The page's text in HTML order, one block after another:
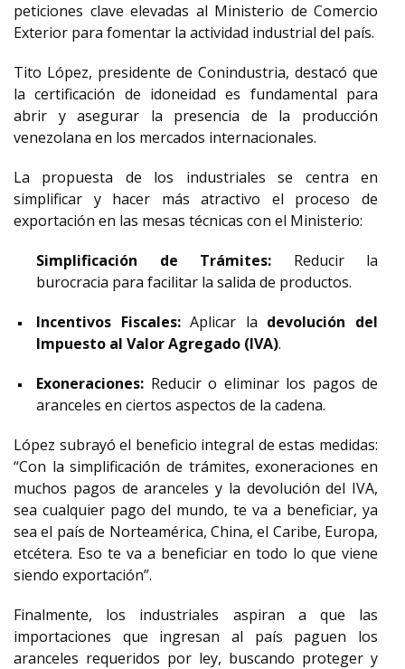
peticiones clave elevadas al Ministerio de Comercio
Exterior para fomentar la actividad industrial del país.
Tito López, presidente de Conindustria, destacó que
la certificación de idoneidad es fundamental para
abrir y asegurar la presencia de la producción
venezolana en los mercados internacionales.
La propuesta de los industriales se centra en
simplificar y hacer más atractivo el proceso de
exportación en las mesas técnicas con el Ministerio:
Simplificación de Trámites: Reducir la
burocracia para facilitar la salida de productos.
Incentivos Fiscales:Aplicar la devolución del
Impuesto al Valor Agregado (IVA).
Exoneraciones: Reducir o eliminar los pagos de
aranceles en ciertos aspectos de la cadena.
López subrayó el beneficio integral de estas medidas:
“Con la simplificación de trámites, exoneraciones en
muchos pagos de aranceles y la devolución del IVA,
sea cualquier pago del mundo, te va a beneficiar, ya
sea el país de Norteamérica, China, el Caribe, Europa,
etcétera. Eso te va a beneficiar en todo lo que viene
siendo exportación”.
Finalmente, los industriales aspiran a que las
importaciones que ingresan al país paguen los
aranceles requeridos por ley, buscando proteger y